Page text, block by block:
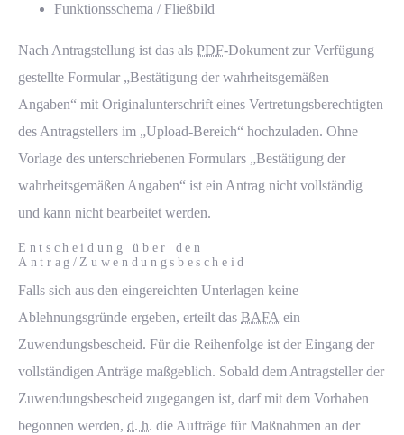
Funktionsschema / Fließbild
Nach Antragstellung ist das als PDF-Dokument zur Verfügung
gestellte Formular „Bestätigung der wahrheitsgemäßen
Angaben“ mit Originalunterschrift eines Vertretungsberechtigten
des Antragstellers im „Upload-Bereich“ hochzuladen. Ohne
Vorlage des unterschriebenen Formulars „Bestätigung der
wahrheitsgemäßen Angaben“ ist ein Antrag nicht vollständig
und kann nicht bearbeitet werden.
Entscheidung über den
Antrag/Zuwendungsbescheid
Falls sich aus den eingereichten Unterlagen keine
Ablehnungsgründe ergeben, erteilt das BAFA ein
Zuwendungsbescheid. Für die Reihenfolge ist der Eingang der
vollständigen Anträge maßgeblich. Sobald dem Antragsteller der
Zuwendungsbescheid zugegangen ist, darf mit dem Vorhaben
begonnen werden, d. h. die Aufträge für Maßnahmen an der